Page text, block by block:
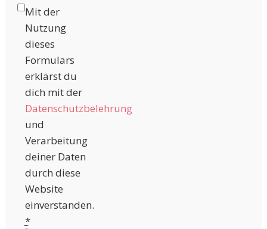
Mit der
Nutzung
dieses
Formulars
erklärst du
dich mit der
Datenschutzbelehrung
und
Verarbeitung
deiner Daten
durch diese
Website
einverstanden.
*